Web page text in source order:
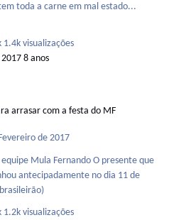
toda a carne em mal estado...
1.4k visualizações
20178 anos
arrasar com a festa do MF
de 2017
Fernando O presente que
antecipadamente no dia 11 de
1.2k visualizações